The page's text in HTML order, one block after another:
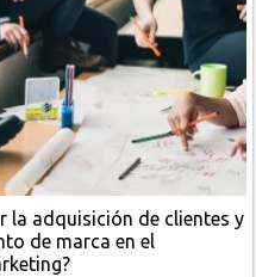
la adquisición de clientes y
de marca en el